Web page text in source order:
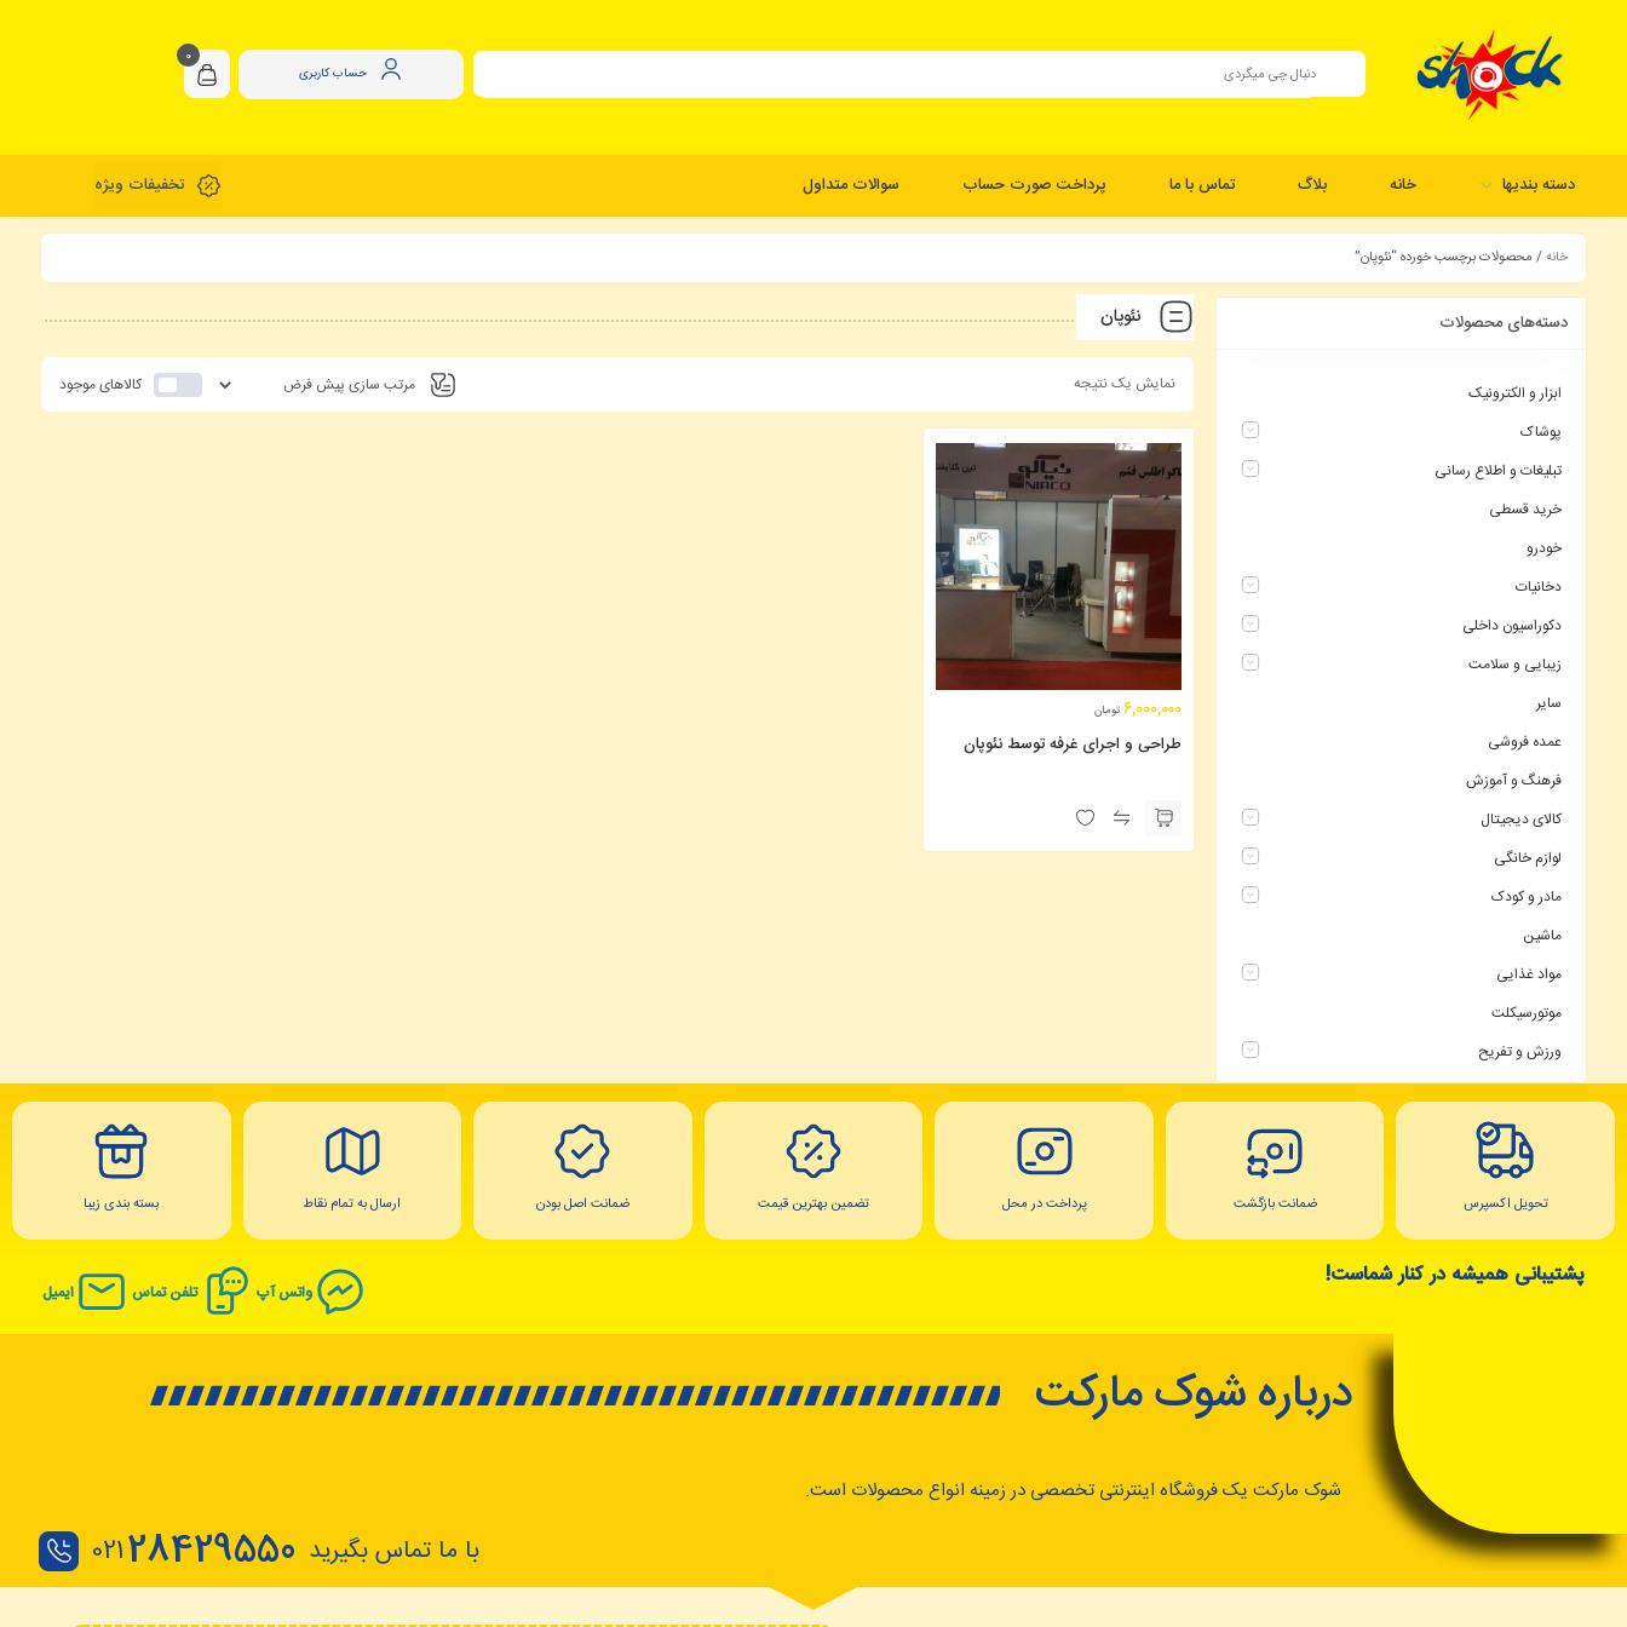
حساب کاربری
0
دسته بندیها خانه بلاگ تماس با ما پرداخت صورت حساب سوالات متداول تخفیفات ویژه
خانه/ محصولات برچسب خورده “نئوپان”
نئوپان
نمایش یک نتیجه کالاهای موجود
6,000,000 تومان
طراحی و اجرای غرفه توسط نئوپان
دسته‌های محصولات
ابزار و الکترونیک
پوشاک
تبلیغات و اطلاع رسانی
خرید قسطی
خودرو
دخانیات
دکوراسیون داخلی
زیبایی و سلامت
سایر
عمده فروشی
فرهنگ و آموزش
کالای دیجیتال
لوازم خانگی
مادر و کودک
ماشین
مواد غذایی
موتورسیکلت
ورزش و تفریح
تحویل اکسپرس ضمانت بازگشت پرداخت در محل تضمین بهترین قیمت ضمانت اصل بودن ارسال به تمام نقاط بسته بندی زیبا
پشتیبانی همیشه در کنار شماست!
واتس آپ تلفن تماس ایمیل
درباره شوک مارکت
شوک مارکت یک فروشگاه اینترنتی تخصصی در زمینه انواع محصولات است.
28429550
021 با ما تماس بگیرید